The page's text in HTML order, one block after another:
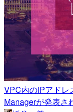
VPC内のIPアドレ
Managerが発表さ